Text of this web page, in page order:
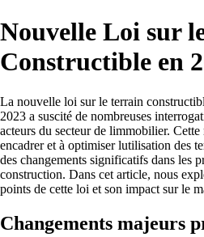
Nouvelle Loi sur
Constructible en
La nouvelle loi sur le terrain
2023 a suscité de nombreuses
acteurs du secteur de limmobilier.
encadrer et à optimiser lutilisation des
des changements significatifs dans les
construction. Dans cet article, nous
points de cette loi et son impact sur le
Changements majeurs